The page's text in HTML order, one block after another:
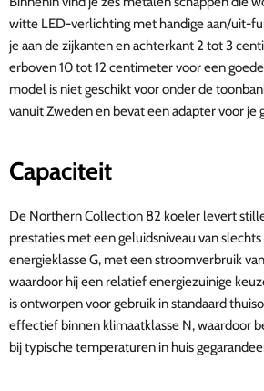
witte LED-verlichting met handige aan/uit-
je aan de zijkanten en achterkant 2 tot 3
erboven 10 tot 12 centimeter voor een
model is niet geschikt voor onder de
vanuit Zweden en bevat een adapter voor je
Capaciteit
De Northern Collection 82 koeler levert
prestaties met een geluidsniveau van
energieklasse G, met een stroomverbruik
waardoor hij een relatief energiezuinige
is ontworpen voor gebruik in standaard
effectief binnen klimaatklasse N, waardoor
bij typische temperaturen in huis